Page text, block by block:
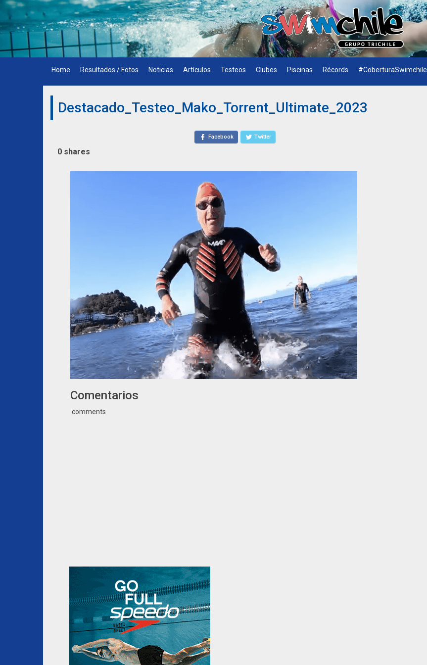
Skip
content
Home Resultados / Fotos Noticias Artículos Testeos Clubes Piscinas Récords #CoberturaSwimchile
Destacado_Testeo_Mako_Torrent_Ultimate_2023
Facebook Twitter
0 shares
Comentarios
comments